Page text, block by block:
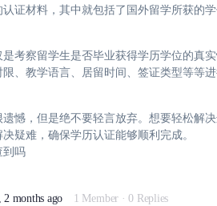
证材料，其中就包括了国外留学所获的
考察留学生是否毕业获得学历学位的真
、教学语言、居留时间、签证类型等等
憾，但是绝不要轻言放弃。想要轻松解
疑难，确保学历认证能够顺利完成。
到吗
2 months ago 1 Member · 0 Replies